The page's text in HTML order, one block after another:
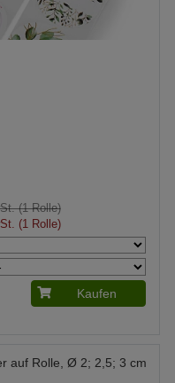
(1 Rolle)
(1 Rolle)
Kaufen
auf Rolle, Ø 2; 2,5; 3 cm